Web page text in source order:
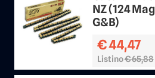
NZ (124
G&B)
€ 44,47
Listino€ 65,88